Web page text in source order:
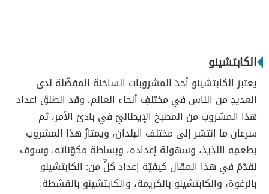
الكابتشينو
يعتبرُ الكابتشينو أحدَ المشروبات الساخنة المفضّلة لدى
العديدِ من الناس في مختلفِ أنحاء العالم، وقد انطلقَ إعداد
هذا المشروب من المطبخ الإيطاليّ في بادئ الأمر، ثم
سرعان ما انتشر إلى مختلف البلدان، ويمتازُ هذا المشروب
بطعمِه اللذيذ، وسهولة إعداده، وبساطة مكوّناته، وسوف
نقدّمُ في هذا المقال كيفيّة إعداد كلٍّ من: الكابتشينو
بالرغوة، والكابتشينو بالكريمة، والكابتشينو بالقشطة.